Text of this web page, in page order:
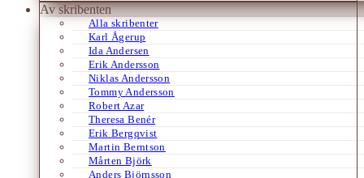
Av skribenten
Alla skribenter
Karl Ågerup
Ida Andersen
Erik Andersson
Niklas Andersson
Tommy Andersson
Robert Azar
Theresa Benér
Erik Bergqvist
Martin Berntson
Mårten Björk
Anders Björnsson